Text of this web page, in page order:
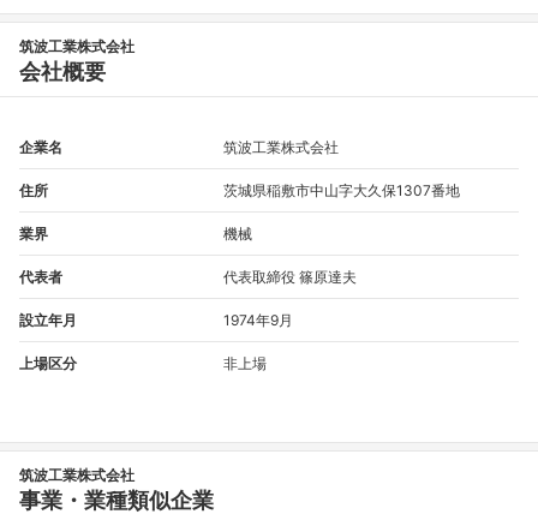
筑波工業株式会社
会社概要
企業名 筑波工業株式会社
住所 茨城県稲敷市中山字大久保1307番地
業界 機械
代表者 代表取締役 篠原達夫
設立年月 1974年9月
上場区分 非上場
筑波工業株式会社
事業・業種類似企業